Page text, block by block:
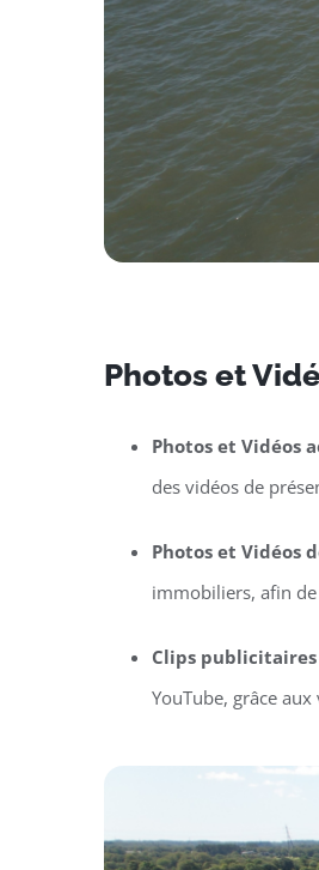
Photos et
Photos et Vidéos
des vidéos de
Photos et Vidéos
immobiliers, afin
Clips
YouTube, grâce